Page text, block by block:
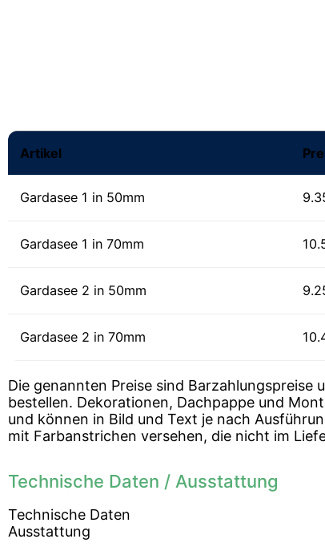
Artikel
Gardasee 1 in 50mm
Gardasee 1 in 70mm
Gardasee 2 in 50mm
Gardasee 2 in 70mm
Die genannten Preise sind
bestellen. Dekorationen, Dachpappe und
und können in Bild und Text je nach
mit Farbanstrichen versehen, die nicht im
Technische Daten / Ausstattung
Technische Daten
Ausstattung